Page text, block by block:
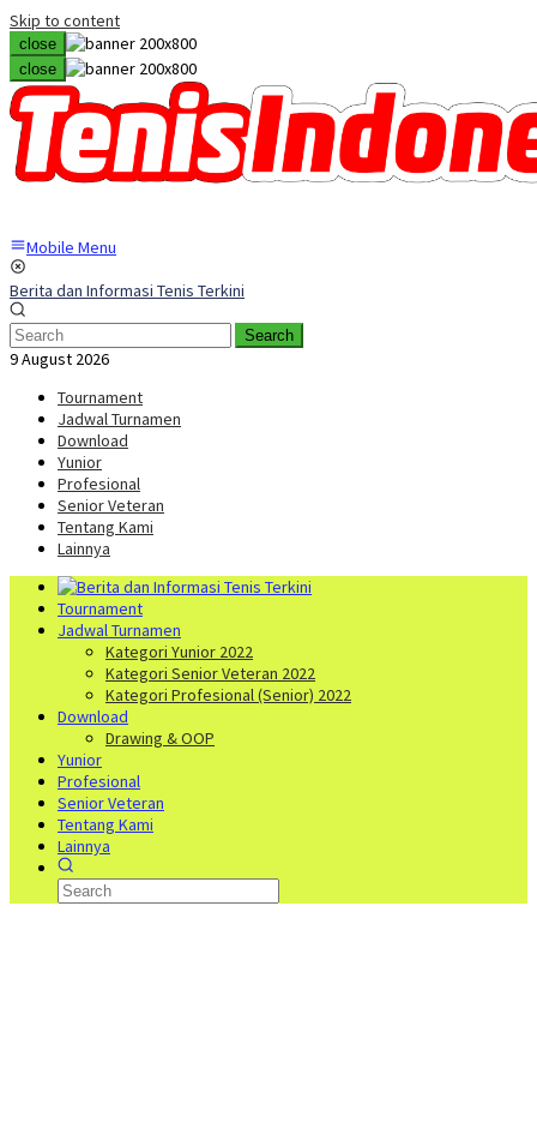
Skip to content
close
close
Mobile Menu
Berita dan Informasi Tenis Terkini
Search
9 August 2026
Tournament
Jadwal Turnamen
Download
Yunior
Profesional
Senior Veteran
Tentang Kami
Lainnya
Tournament
Jadwal Turnamen
Kategori Yunior 2022
Kategori Senior Veteran 2022
Kategori Profesional (Senior) 2022
Download
Drawing & OOP
Yunior
Profesional
Senior Veteran
Tentang Kami
Lainnya